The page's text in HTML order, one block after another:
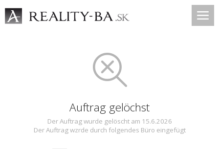
Auftrag gelöchst
Der Auftrag wurde gelöscht am 15.6.2026
Der Auftrag wzrde durch folgendes Büro eingefügt